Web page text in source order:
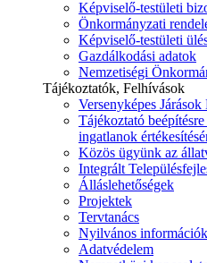
Képviselő-testületi
Önkormányzati
Képviselő-testületi
Gazdálkodási adatok
Nemzetiségi
Tájékoztatók, Felhívások
Versenyképes Járások
Tájékoztató
ingatlanok
Közös ügyünk az
Integrált
Álláslehetőségek
Projektek
Tervtanács
Nyilvános információk
Adatvédelem